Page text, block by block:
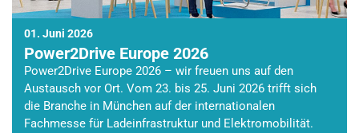
01. Juni 2026
Power2Drive Europe 2026
Power2Drive Europe 2026 – wir freuen uns auf den
Austausch vor Ort. Vom 23. bis 25. Juni 2026 trifft sich
die Branche in München auf der internationalen
Fachmesse für Ladeinfrastruktur und Elektromobilität.